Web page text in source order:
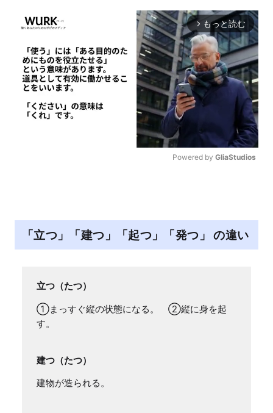
arrow_forward_ios もっと読む
Powered by GliaStudios
「立つ」「建つ」「起つ」「発つ」 の違い
立つ（たつ）
①まっすぐ縦の状態になる。 ②縦に身を起
す。
建つ（たつ）
建物が造られる。